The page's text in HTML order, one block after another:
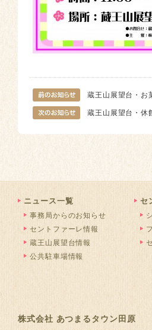
蔵王山展望台・お
蔵王山展望台・休
ニュース一覧
事務局からのお知らせ
セントファーレ情報
蔵王山展望台情報
公共駐車場情報
セ
株式会社 あつまるタウン田原